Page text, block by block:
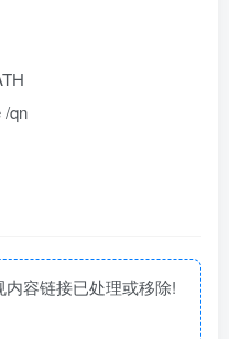
/qn
容链接已处理或移除!